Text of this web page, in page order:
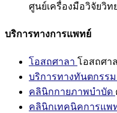
ศูนย์เครื่องมือวิจัยวิท
บริการทางการแพทย์
โอสถศาลา โอสถศา
บริการทางทันตกรรม
คลินิกกายภาพบำบัด
คลินิกเทคนิคการแพ